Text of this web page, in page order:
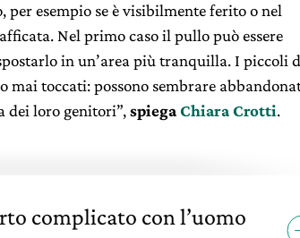
esempio se è visibilmente ferito o nel
Nel primo caso il pullo può essere
in un’area più tranquilla. I piccoli
mai toccati: possono sembrare
dei loro genitori”,spiegaChiara Crotti.
complicato con l’uomo